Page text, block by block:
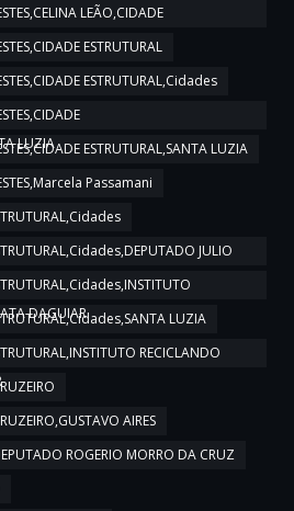
LEÃO,CIDADE
ESTRUTURAL
ESTRUTURAL,Cidades
LUZIA
ESTRUTURAL,SANTA LUZIA
Passamani
JULIO
DAGUIAR
LUZIA
RECICLANDO
AIRES
ROGERIO MORRO DA CRUZ